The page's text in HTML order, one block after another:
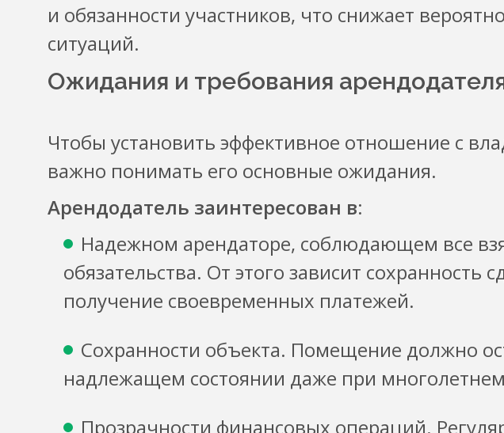
и обязанности участников, что снижает
ситуаций.
Ожидания и требования
Чтобы установить эффективное отношение с
важно понимать его основные ожидания.
Арендодатель заинтересован в:
Надежном арендаторе, соблюдающем все
обязательства. От этого зависит сохранность
получение своевременных платежей.
Сохранности объекта. Помещение должно
надлежащем состоянии даже при
Прозрачности финансовых операций.